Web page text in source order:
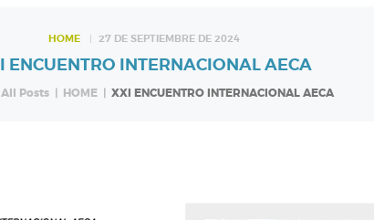
HOME 27 DE SEPTIEMBRE DE 2024
ENCUENTRO INTERNACIONAL AECA
All Posts HOME XXI ENCUENTRO INTERNACIONAL AECA
HACEMOS